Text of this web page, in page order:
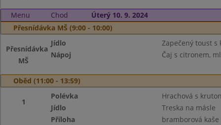
Menu Chod
Úterý 10. 9. 2024
Přesnídávka MŠ (9:00 - 10:00)
Přesnídávka
MŠ
Jídlo
Zapečený toust s
Nápoj
Čaj s citronem,
Oběd (11:00 - 13:59)
1
Polévka
Hrachová s
Jídlo
Treska na másle
Příloha
bramborová kaše